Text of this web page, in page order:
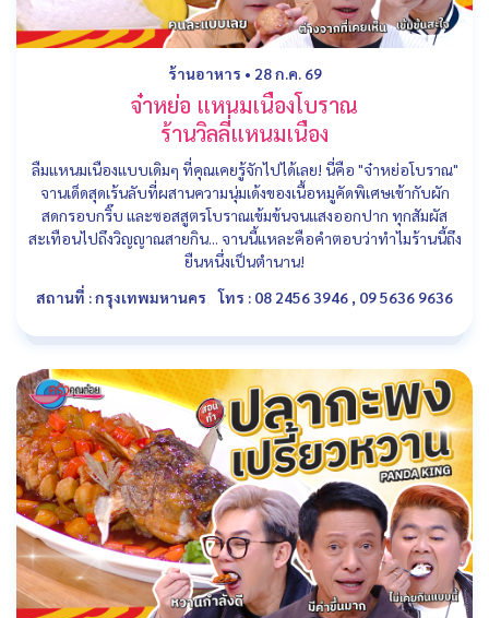
ร้านอาหาร • 28 ก.ค. 69
จ๋าหย่อ แหนมเนืองโบราณ
ร้านวิลลี่แหนมเนือง
ลืมแหนมเนืองแบบเดิมๆ ที่คุณเคยรู้จักไปได้เลย! นี่คือ "จ๋าหย่อโบราณ"
จานเด็ดสุดเร้นลับที่ผสานความนุ่มเด้งของเนื้อหมูคัดพิเศษเข้ากับผัก
สดกรอบกริ๊บ และซอสสูตรโบราณเข้มข้นจนแสงออกปาก ทุกสัมผัส
สะเทือนไปถึงวิญญาณสายกิน... จานนี้แหละคือคำตอบว่าทำไมร้านนี้ถึง
ยืนหนึ่งเป็นตำนาน!
สถานที่ : กรุงเทพมหานคร
โทร : 08 2456 3946 , 09 5636 9636